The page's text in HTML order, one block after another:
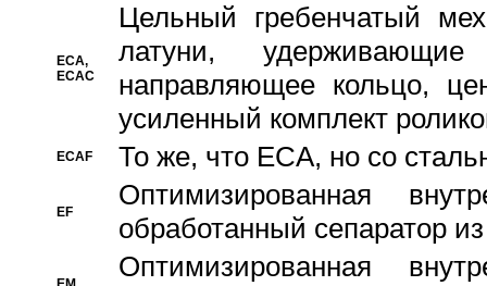
ECA,
ECAC
Цельный гребенчатый
латуни,
направляющее кольцо,
усиленный комплект
ECAF То же, что ECA, но со
EF
Оптимизированная
обработанный сепаратор
Оптимизированная